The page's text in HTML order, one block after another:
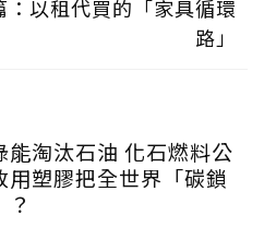
以租代買的「家具循環
路」
能淘汰石油 化石燃料公
用塑膠把全世界「碳鎖
？